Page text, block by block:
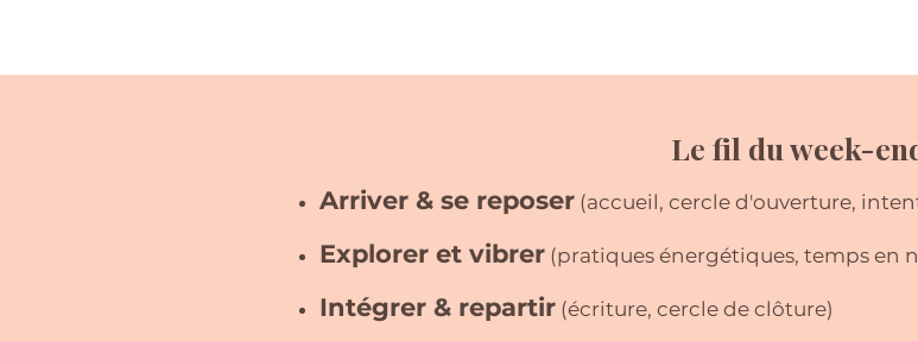
Le fil du week-
Arriver & se reposer (accueil, cercle d'ouverture,
Explorer et vibrer (pratiques énergétiques, temps en
Intégrer & repartir (écriture, cercle de clôture)